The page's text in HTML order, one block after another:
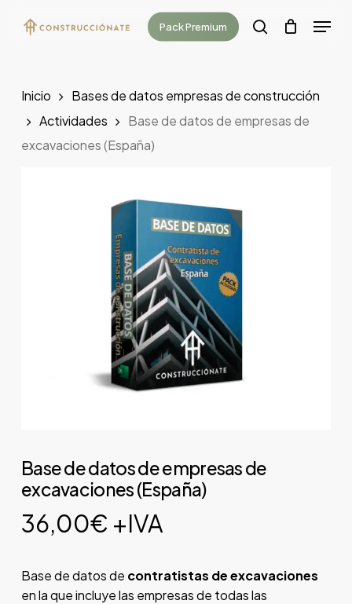
Pack Premium
search
Menu
Inicio
Bases de datos empresas de construcción
Actividades
Base de datos de empresas de
excavaciones (España)
Base de datos de empresas de
excavaciones (España)
36,00€ +IVA
Base de datos de contratistas de excavaciones
en la que incluye las empresas de todas las